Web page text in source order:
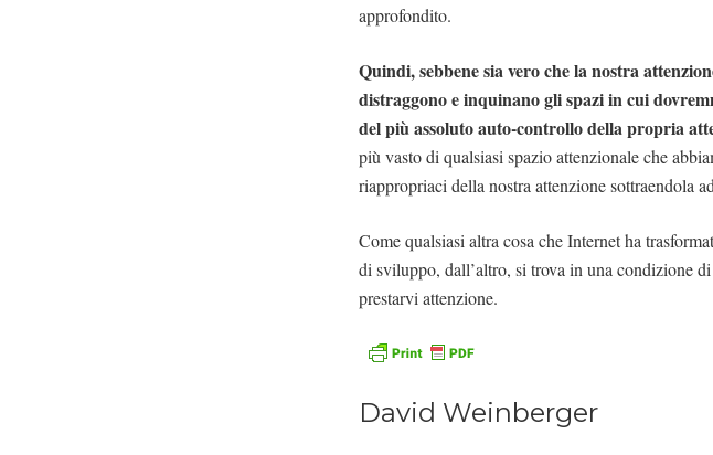
approfondito.
Quindi, sebbene sia vero che la nostra
distraggono e inquinano gli spazi in cui
del più assoluto auto-controllo della propria
più vasto di qualsiasi spazio attenzionale che
riappropriaci della nostra attenzione sottraendola
Come qualsiasi altra cosa che Internet ha
di sviluppo, dall’altro, si trova in una condizione
prestarvi attenzione.
David Weinberger